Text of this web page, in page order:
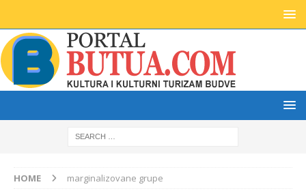
HOME marginalizovane grupe